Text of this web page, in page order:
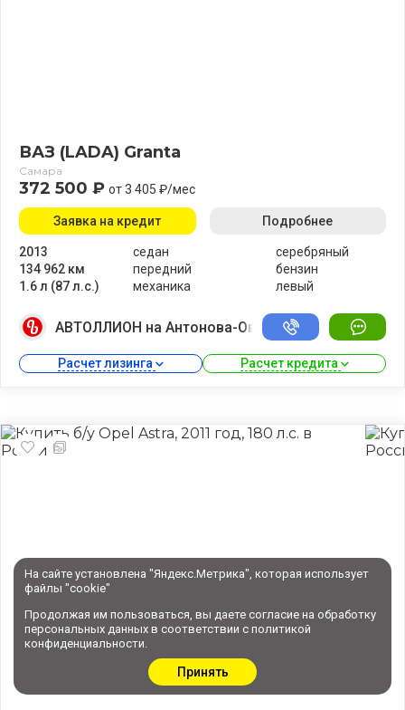
На сайте установлена "Яндекс.Метрика", которая использует
файлы "cookie"
Продолжая им пользоваться, вы даете согласие на обработку
персональных данных в соответствии с политикой
конфиденциальности.
Принять
ВАЗ (LADA) Granta
Самара
372 500 ₽ от 3 405 ₽/мес
2013
134 962 км
1.6 л (87 л.с.)
седан
передний
механика
серебряный
бензин
левый
Заявка на кредит Подробнее
АВТОЛЛИОН на Антонова-Овсеенко
Расчет лизинга Расчет кредита